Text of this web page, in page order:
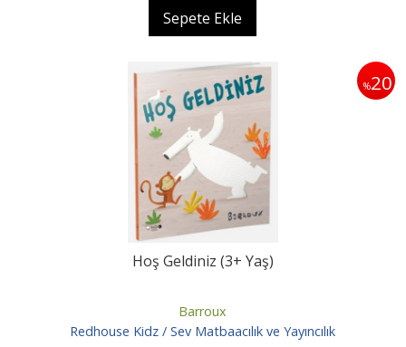
Sepete Ekle
%20
Hoş Geldiniz (3+ Yaş)
Barroux
Redhouse Kidz / Sev Matbaacılık ve Yayıncılık